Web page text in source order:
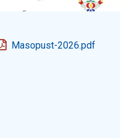
Masopust-2026.pdf